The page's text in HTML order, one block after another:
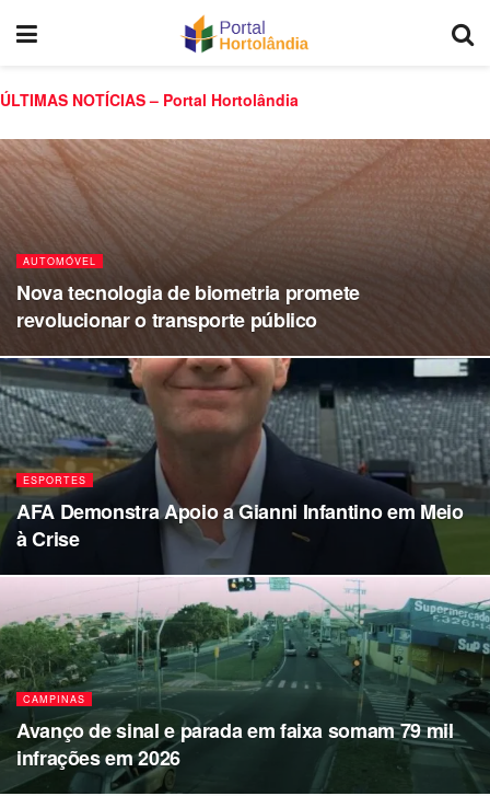
ÚLTIMAS NOTÍCIAS – Portal Hortolândia
AUTOMÓVEL
Nova tecnologia de biometria promete
revolucionar o transporte público
ESPORTES
AFA Demonstra Apoio a Gianni Infantino em Meio
à Crise
CAMPINAS
Avanço de sinal e parada em faixa somam 79 mil
infrações em 2026